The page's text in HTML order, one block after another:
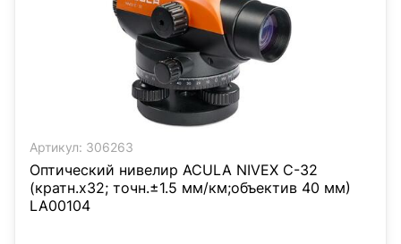
Артикул: 306263
Оптический нивелир ACULA NIVEX C-32
(кратн.х32; точн.±1.5 мм/км;объектив 40 мм)
LA00104